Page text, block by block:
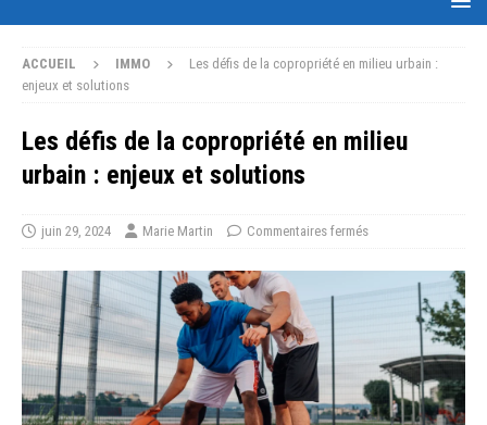
ACCUEIL IMMO
Les défis de la copropriété en milieu urbain :
enjeux et solutions
Les défis de la copropriété en milieu
urbain : enjeux et solutions
juin 29, 2024 Marie Martin Commentaires fermés